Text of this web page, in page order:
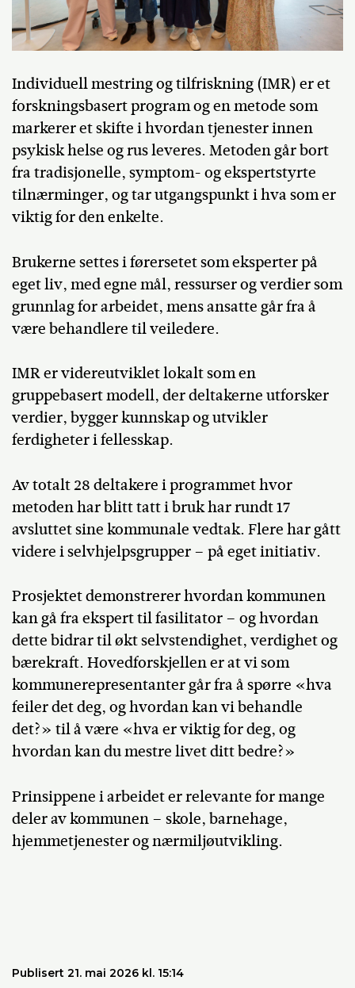
Individuell mestring og tilfriskning (IMR) er et
forskningsbasert program og en metode som
markerer et skifte i hvordan tjenester innen
psykisk helse og rus leveres. Metoden går bort
fra tradisjonelle, symptom- og ekspertstyrte
tilnærminger, og tar utgangspunkt i hva som er
viktig for den enkelte.
Brukerne settes i førersetet som eksperter på
eget liv, med egne mål, ressurser og verdier som
grunnlag for arbeidet, mens ansatte går fra å
være behandlere til veiledere.
IMR er videreutviklet lokalt som en
gruppebasert modell, der deltakerne utforsker
verdier, bygger kunnskap og utvikler
ferdigheter i fellesskap.
Av totalt 28 deltakere i programmet hvor
metoden har blitt tatt i bruk har rundt 17
avsluttet sine kommunale vedtak. Flere har gått
videre i selvhjelpsgrupper – på eget initiativ.
Prosjektet demonstrerer hvordan kommunen
kan gå fra ekspert til fasilitator – og hvordan
dette bidrar til økt selvstendighet, verdighet og
bærekraft. Hovedforskjellen er at vi som
kommunerepresentanter går fra å spørre «hva
feiler det deg, og hvordan kan vi behandle
det?» til å være «hva er viktig for deg, og
hvordan kan du mestre livet ditt bedre?»
Prinsippene i arbeidet er relevante for mange
deler av kommunen – skole, barnehage,
hjemmetjenester og nærmiljøutvikling.
Publisert 21. mai 2026 kl. 15:14